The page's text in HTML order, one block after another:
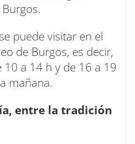
puede visitar en el
de Burgos, es decir,
10 a 14 h y de 16 a 19
mañana.
entre la tradición